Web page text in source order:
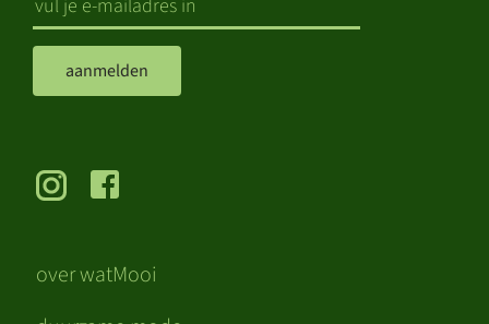
over watMooi
aanmelden